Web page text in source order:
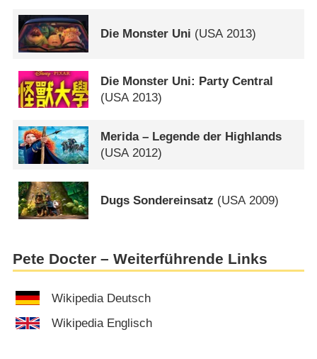
Die Monster Uni (USA2013)
Die Monster Uni: Party Central
(USA2013)
Merida – Legende der Highlands
(USA2012)
Dugs Sondereinsatz (USA2009)
Pete Docter – Weiterführende Links
Wikipedia Deutsch
Wikipedia Englisch